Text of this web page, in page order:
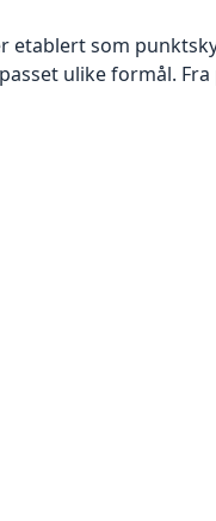
etablert som
ulike formål.